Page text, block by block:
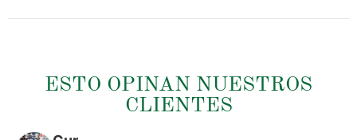
ESTO OPINAN NUESTROS
CLIENTES